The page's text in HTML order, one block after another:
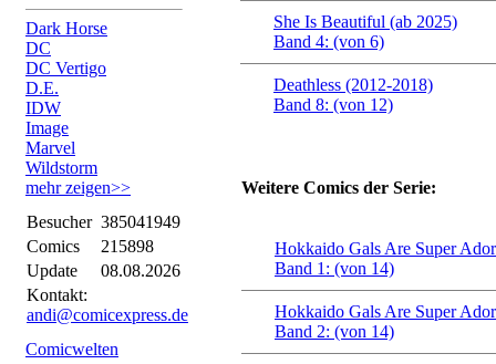
Dark Horse
DC
DC Vertigo
D.E.
IDW
Image
Marvel
Wildstorm
mehr zeigen>>
Besucher 385041949
Comics
215898
Update
08.08.2026
Kontakt:
andi@comicexpress.de
Comicwelten
She Is Beautiful (ab 2025)
Band 4: (von 6)
Deathless (2012-2018)
Band 8: (von 12)
Weitere Comics der Serie:
Hokkaido Gals Are Super
Band 1: (von 14)
Hokkaido Gals Are Super
Band 2: (von 14)